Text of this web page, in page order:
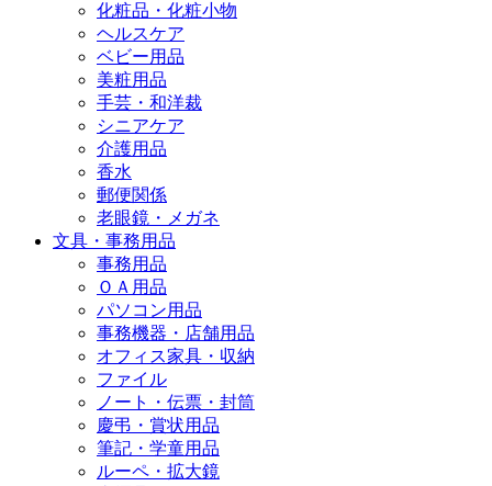
化粧品・化粧小物
ヘルスケア
ベビー用品
美粧用品
手芸・和洋裁
シニアケア
介護用品
香水
郵便関係
老眼鏡・メガネ
文具・事務用品
事務用品
ＯＡ用品
パソコン用品
事務機器・店舗用品
オフィス家具・収納
ファイル
ノート・伝票・封筒
慶弔・賞状用品
筆記・学童用品
ルーペ・拡大鏡